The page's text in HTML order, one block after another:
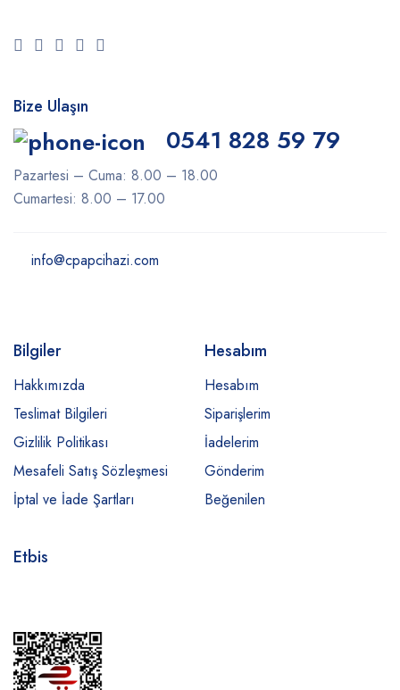
Bize Ulaşın
0541 828 59 79
Pazartesi – Cuma: 8.00 – 18.00
Cumartesi: 8.00 – 17.00
info@cpapcihazi.com
Bilgiler
Hakkımızda
Teslimat Bilgileri
Gizlilik Politikası
Mesafeli Satış Sözleşmesi
İptal ve İade Şartları
Hesabım
Hesabım
Siparişlerim
İadelerim
Gönderim
Beğenilen
Etbis